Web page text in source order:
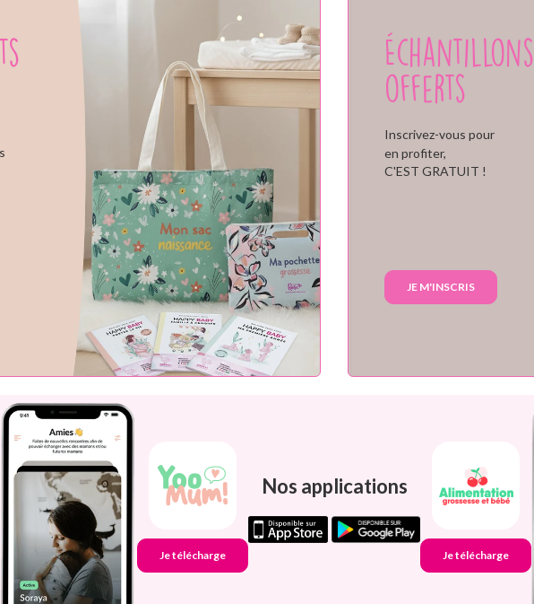
Échantillons
offerts
Inscrivez-vous pour
en profiter,
C'EST GRATUIT !
JE M'INSCRIS
Je télécharge
Nos applications
Je télécharge